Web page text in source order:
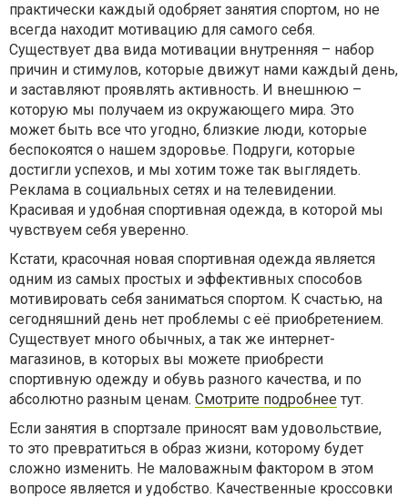
практически каждый одобряет занятия спортом, но не
всегда находит мотивацию для самого себя.
Существует два вида мотивации внутренняя – набор
причин и стимулов, которые движут нами каждый день,
и заставляют проявлять активность. И внешнюю –
которую мы получаем из окружающего мира. Это
может быть все что угодно, близкие люди, которые
беспокоятся о нашем здоровье. Подруги, которые
достигли успехов, и мы хотим тоже так выглядеть.
Реклама в социальных сетях и на телевидении.
Красивая и удобная спортивная одежда, в которой мы
чувствуем себя уверенно.
Кстати, красочная новая спортивная одежда является
одним из самых простых и эффективных способов
мотивировать себя заниматься спортом. К счастью, на
сегодняшний день нет проблемы с её приобретением.
Существует много обычных, а так же интернет-
магазинов, в которых вы можете приобрести
спортивную одежду и обувь разного качества, и по
абсолютно разным ценам. Смотрите подробнее тут.
Если занятия в спортзале приносят вам удовольствие,
то это превратиться в образ жизни, которому будет
сложно изменить. Не маловажным фактором в этом
вопросе является и удобство. Качественные кроссовки